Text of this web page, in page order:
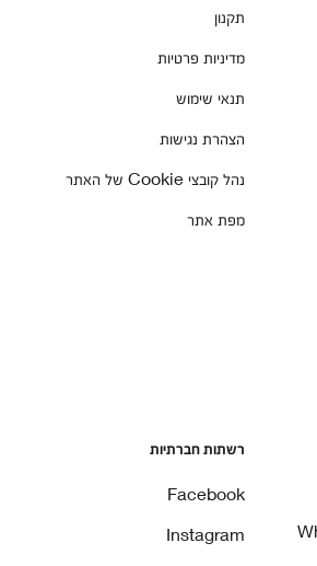
תקנון
מדיניות פרטיות
תנאי שימוש
הצהרת נגישות
נהל קובצי Cookie של האתר
מפת אתר
רשתות חברתיות
Facebook
Instagram